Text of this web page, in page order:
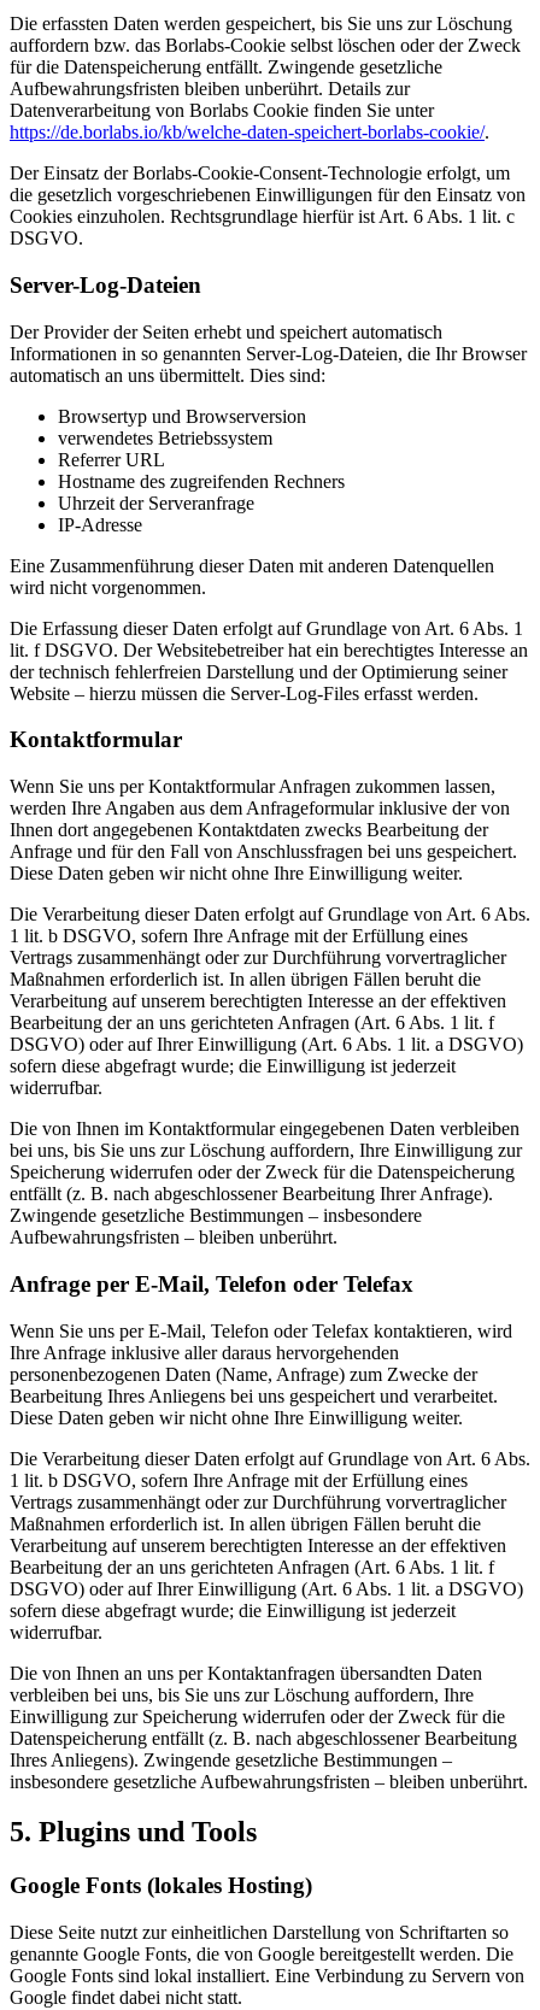
Die erfassten Daten werden gespeichert, bis Sie uns zur Löschung
auffordern bzw. das Borlabs-Cookie selbst löschen oder der Zweck
für die Datenspeicherung entfällt. Zwingende gesetzliche
Aufbewahrungsfristen bleiben unberührt. Details zur
Datenverarbeitung von Borlabs Cookie finden Sie unter
https://de.borlabs.io/kb/welche-daten-speichert-borlabs-cookie/.
Der Einsatz der Borlabs-Cookie-Consent-Technologie erfolgt, um
die gesetzlich vorgeschriebenen Einwilligungen für den Einsatz von
Cookies einzuholen. Rechtsgrundlage hierfür ist Art. 6 Abs. 1 lit. c
DSGVO.
Server-Log-Dateien
Der Provider der Seiten erhebt und speichert automatisch
Informationen in so genannten Server-Log-Dateien, die Ihr Browser
automatisch an uns übermittelt. Dies sind:
Browsertyp und Browserversion
verwendetes Betriebssystem
Referrer URL
Hostname des zugreifenden Rechners
Uhrzeit der Serveranfrage
IP-Adresse
Eine Zusammenführung dieser Daten mit anderen Datenquellen
wird nicht vorgenommen.
Die Erfassung dieser Daten erfolgt auf Grundlage von Art. 6 Abs. 1
lit. f DSGVO. Der Websitebetreiber hat ein berechtigtes Interesse an
der technisch fehlerfreien Darstellung und der Optimierung seiner
Website – hierzu müssen die Server-Log-Files erfasst werden.
Kontaktformular
Wenn Sie uns per Kontaktformular Anfragen zukommen lassen,
werden Ihre Angaben aus dem Anfrageformular inklusive der von
Ihnen dort angegebenen Kontaktdaten zwecks Bearbeitung der
Anfrage und für den Fall von Anschlussfragen bei uns gespeichert.
Diese Daten geben wir nicht ohne Ihre Einwilligung weiter.
Die Verarbeitung dieser Daten erfolgt auf Grundlage von Art. 6 Abs.
1 lit. b DSGVO, sofern Ihre Anfrage mit der Erfüllung eines
Vertrags zusammenhängt oder zur Durchführung vorvertraglicher
Maßnahmen erforderlich ist. In allen übrigen Fällen beruht die
Verarbeitung auf unserem berechtigten Interesse an der effektiven
Bearbeitung der an uns gerichteten Anfragen (Art. 6 Abs. 1 lit. f
DSGVO) oder auf Ihrer Einwilligung (Art. 6 Abs. 1 lit. a DSGVO)
sofern diese abgefragt wurde; die Einwilligung ist jederzeit
widerrufbar.
Die von Ihnen im Kontaktformular eingegebenen Daten verbleiben
bei uns, bis Sie uns zur Löschung auffordern, Ihre Einwilligung zur
Speicherung widerrufen oder der Zweck für die Datenspeicherung
entfällt (z. B. nach abgeschlossener Bearbeitung Ihrer Anfrage).
Zwingende gesetzliche Bestimmungen – insbesondere
Aufbewahrungsfristen – bleiben unberührt.
Anfrage per E-Mail, Telefon oder Telefax
Wenn Sie uns per E-Mail, Telefon oder Telefax kontaktieren, wird
Ihre Anfrage inklusive aller daraus hervorgehenden
personenbezogenen Daten (Name, Anfrage) zum Zwecke der
Bearbeitung Ihres Anliegens bei uns gespeichert und verarbeitet.
Diese Daten geben wir nicht ohne Ihre Einwilligung weiter.
Die Verarbeitung dieser Daten erfolgt auf Grundlage von Art. 6 Abs.
1 lit. b DSGVO, sofern Ihre Anfrage mit der Erfüllung eines
Vertrags zusammenhängt oder zur Durchführung vorvertraglicher
Maßnahmen erforderlich ist. In allen übrigen Fällen beruht die
Verarbeitung auf unserem berechtigten Interesse an der effektiven
Bearbeitung der an uns gerichteten Anfragen (Art. 6 Abs. 1 lit. f
DSGVO) oder auf Ihrer Einwilligung (Art. 6 Abs. 1 lit. a DSGVO)
sofern diese abgefragt wurde; die Einwilligung ist jederzeit
widerrufbar.
Die von Ihnen an uns per Kontaktanfragen übersandten Daten
verbleiben bei uns, bis Sie uns zur Löschung auffordern, Ihre
Einwilligung zur Speicherung widerrufen oder der Zweck für die
Datenspeicherung entfällt (z. B. nach abgeschlossener Bearbeitung
Ihres Anliegens). Zwingende gesetzliche Bestimmungen –
insbesondere gesetzliche Aufbewahrungsfristen – bleiben unberührt.
5. Plugins und Tools
Google Fonts (lokales Hosting)
Diese Seite nutzt zur einheitlichen Darstellung von Schriftarten so
genannte Google Fonts, die von Google bereitgestellt werden. Die
Google Fonts sind lokal installiert. Eine Verbindung zu Servern von
Google findet dabei nicht statt.